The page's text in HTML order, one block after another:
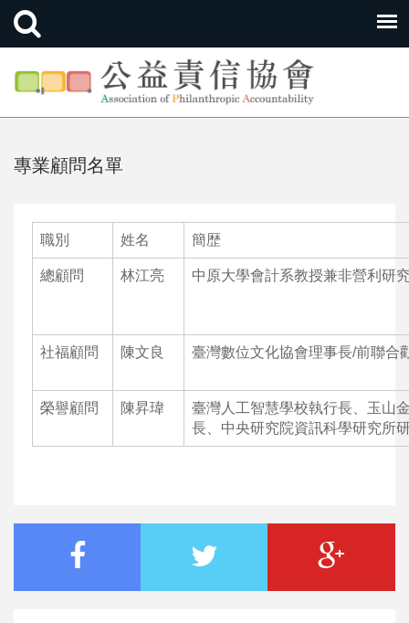
專業顧問名單
職別 姓名 簡歴
總顧問 林江亮 中原大學會計系教授兼非營利研
社福顧問 陳文良 臺灣數位文化協會理事長/前聯合
榮譽顧問 陳昇瑋
臺灣人工智慧學校執行長、玉山
長、中央研究院資訊科學研究所